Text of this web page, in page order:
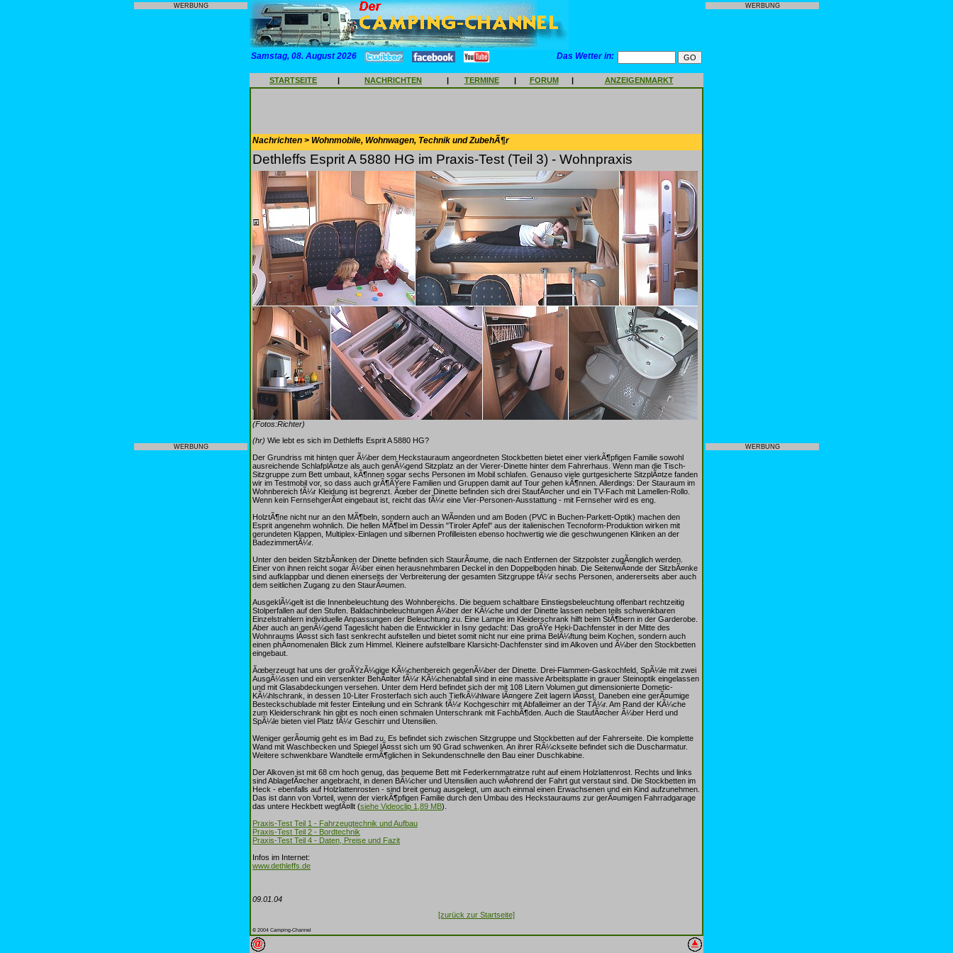
WERBUNG
WERBUNG
Samstag, 08. August 2026 Das Wetter in:
STARTSEITE | NACHRICHTEN | TERMINE | FORUM | ANZEIGENMARKT
Nachrichten > Wohnmobile, Wohnwagen, Technik und ZubehÃ¶r
Dethleffs Esprit A 5880 HG im Praxis-Test (Teil 3) - Wohnpraxis
(Fotos:Richter)
(hr) Wie lebt es sich im Dethleffs Esprit A 5880 HG?
Der Grundriss mit hinten quer Ã¼ber dem Heckstauraum angeordneten Stockbetten bietet einer vierkÃ¶pfigen Familie sowohl
ausreichende SchlafplÃ¤tze als auch genÃ¼gend Sitzplatz an der Vierer-Dinette hinter dem Fahrerhaus. Wenn man die Tisch-
Sitzgruppe zum Bett umbaut, kÃ¶nnen sogar sechs Personen im Mobil schlafen. Genauso viele gurtgesicherte SitzplÃ¤tze fanden
wir im Testmobil vor, so dass auch grÃ¶ÃŸere Familien und Gruppen damit auf Tour gehen kÃ¶nnen. Allerdings: Der Stauraum im
Wohnbereich fÃ¼r Kleidung ist begrenzt. Ãœber der Dinette befinden sich drei StaufÃ¤cher und ein TV-Fach mit Lamellen-Rollo.
Wenn kein FernsehgerÃ¤t eingebaut ist, reicht das fÃ¼r eine Vier-Personen-Ausstattung - mit Fernseher wird es eng.
HolztÃ¶ne nicht nur an den MÃ¶beln, sondern auch an WÃ¤nden und am Boden (PVC in Buchen-Parkett-Optik) machen den
Esprit angenehm wohnlich. Die hellen MÃ¶bel im Dessin "Tiroler Apfel" aus der italienischen Tecnoform-Produktion wirken mit
gerundeten Klappen, Multiplex-Einlagen und silbernen Profilleisten ebenso hochwertig wie die geschwungenen Klinken an der
BadezimmertÃ¼r.
Unter den beiden SitzbÃ¤nken der Dinette befinden sich StaurÃ¤ume, die nach Entfernen der Sitzpolster zugÃ¤nglich werden.
Einer von ihnen reicht sogar Ã¼ber einen herausnehmbaren Deckel in den Doppelboden hinab. Die SeitenwÃ¤nde der SitzbÃ¤nke
sind aufklappbar und dienen einerseits der Verbreiterung der gesamten Sitzgruppe fÃ¼r sechs Personen, andererseits aber auch
dem seitlichen Zugang zu den StaurÃ¤umen.
AusgeklÃ¼gelt ist die Innenbeleuchtung des Wohnbereichs. Die bequem schaltbare Einstiegsbeleuchtung offenbart rechtzeitig
Stolperfallen auf den Stufen. Baldachinbeleuchtungen Ã¼ber der KÃ¼che und der Dinette lassen neben teils schwenkbaren
Einzelstrahlern individuelle Anpassungen der Beleuchtung zu. Eine Lampe im Kleiderschrank hilft beim StÃ¶bern in der Garderobe.
Aber auch an genÃ¼gend Tageslicht haben die Entwickler in Isny gedacht: Das groÃŸe Heki-Dachfenster in der Mitte des
Wohnraums lÃ¤sst sich fast senkrecht aufstellen und bietet somit nicht nur eine prima BelÃ¼ftung beim Kochen, sondern auch
einen phÃ¤nomenalen Blick zum Himmel. Kleinere aufstellbare Klarsicht-Dachfenster sind im Alkoven und Ã¼ber den Stockbetten
eingebaut.
Ãœberzeugt hat uns der groÃŸzÃ¼gige KÃ¼chenbereich gegenÃ¼ber der Dinette. Drei-Flammen-Gaskochfeld, SpÃ¼le mit zwei
AusgÃ¼ssen und ein versenkter BehÃ¤lter fÃ¼r KÃ¼chenabfall sind in eine massive Arbeitsplatte in grauer Steinoptik eingelassen
und mit Glasabdeckungen versehen. Unter dem Herd befindet sich der mit 108 Litern Volumen gut dimensionierte Dometic-
KÃ¼hlschrank, in dessen 10-Liter Frosterfach sich auch TiefkÃ¼hlware lÃ¤ngere Zeit lagern lÃ¤sst. Daneben eine gerÃ¤umige
Besteckschublade mit fester Einteilung und ein Schrank fÃ¼r Kochgeschirr mit Abfalleimer an der TÃ¼r. Am Rand der KÃ¼che
zum Kleiderschrank hin gibt es noch einen schmalen Unterschrank mit FachbÃ¶den. Auch die StaufÃ¤cher Ã¼ber Herd und
SpÃ¼le bieten viel Platz fÃ¼r Geschirr und Utensilien.
Weniger gerÃ¤umig geht es im Bad zu. Es befindet sich zwischen Sitzgruppe und Stockbetten auf der Fahrerseite. Die komplette
Wand mit Waschbecken und Spiegel lÃ¤sst sich um 90 Grad schwenken. An ihrer RÃ¼ckseite befindet sich die Duscharmatur.
Weitere schwenkbare Wandteile ermÃ¶glichen in Sekundenschnelle den Bau einer Duschkabine.
Der Alkoven ist mit 68 cm hoch genug, das bequeme Bett mit Federkernmatratze ruht auf einem Holzlattenrost. Rechts und links
sind AblagefÃ¤cher angebracht, in denen BÃ¼cher und Utensilien auch wÃ¤hrend der Fahrt gut verstaut sind. Die Stockbetten im
Heck - ebenfalls auf Holzlattenrosten - sind breit genug ausgelegt, um auch einmal einen Erwachsenen und ein Kind aufzunehmen.
Das ist dann von Vorteil, wenn der vierkÃ¶pfigen Familie durch den Umbau des Heckstauraums zur gerÃ¤umigen Fahrradgarage
das untere Heckbett wegfÃ¤llt (siehe Videoclip 1,89 MB).
Praxis-Test Teil 1 - Fahrzeugtechnik und Aufbau
Praxis-Test Teil 2 - Bordtechnik
Praxis-Test Teil 4 - Daten, Preise und Fazit
Infos im Internet:
www.dethleffs.de
09.01.04
[zurück zur Startseite]
© 2004 Camping-Channel
WERBUNG
WERBUNG